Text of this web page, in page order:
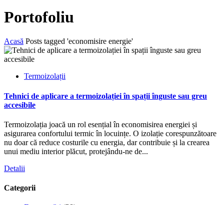
Portofoliu
Acasă Posts tagged 'economisire energie'
Termoizolații
Tehnici de aplicare a termoizolației în spații înguste sau greu
accesibile
Termoizolația joacă un rol esențial în economisirea energiei și
asigurarea confortului termic în locuințe. O izolație corespunzătoare
nu doar că reduce costurile cu energia, dar contribuie și la crearea
unui mediu interior plăcut, protejându-ne de...
Detalii
Categorii